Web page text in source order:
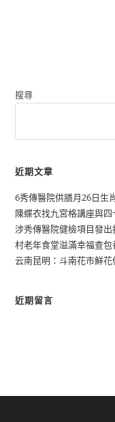
搜尋
近期文章
6秀傳醫院供膳月26日生
陳蝶衣找九宮格講座與
涉秀傳醫院健檢項目發
村老年食堂溢滿幸福查
云南昆明：斗南花市鮮花
近期留言